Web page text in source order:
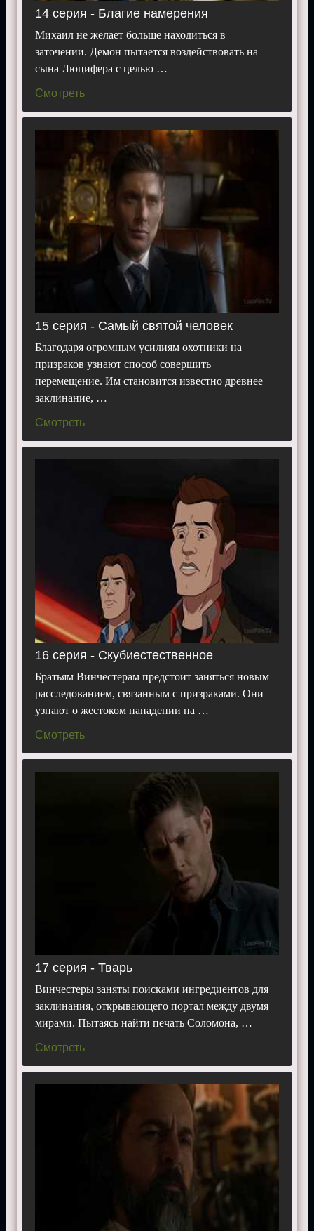
14 серия - Благие намерения
Михаил не желает больше находиться в
заточении. Демон пытается воздействовать на
сына Люцифера с целью …
Смотреть
15 серия - Самый святой человек
Благодаря огромным усилиям охотники на
призраков узнают способ совершить
перемещение. Им становится известно древнее
заклинание, …
Смотреть
16 серия - Скубиестественное
Братьям Винчестерам предстоит заняться новым
расследованием, связанным с призраками. Они
узнают о жестоком нападении на …
Смотреть
17 серия - Тварь
Винчестеры заняты поисками ингредиентов для
заклинания, открывающего портал между двумя
мирами. Пытаясь найти печать Соломона, …
Смотреть